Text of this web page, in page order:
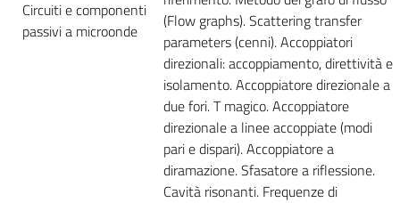
Circuiti e componenti
passivi a microonde
(Flow graphs). Scattering transfer
parameters (cenni). Accoppiatori
direzionali: accoppiamento, direttività e
isolamento. Accoppiatore direzionale a
due fori. T magico. Accoppiatore
direzionale a linee accoppiate (modi
pari e dispari). Accoppiatore a
diramazione. Sfasatore a riflessione.
Cavità risonanti. Frequenze di